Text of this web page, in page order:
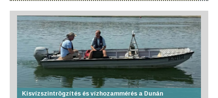
Kisvízszintrögzítés és vízhozammérés a Dunán